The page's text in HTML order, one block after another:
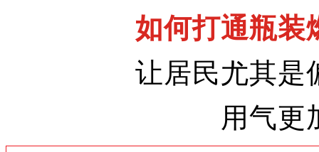
如何打通瓶装
让居民尤其是
用气更